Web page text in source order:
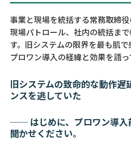
事業と現場を統括する常務取締
現場パトロール、社内の統括ま
す。旧システムの限界を最も肌で
プロワン導入の経緯と効果を語っ
旧システムの致命的な動作遅
ンスを逃していた
── はじめに、プロワン導入
聞かせください。